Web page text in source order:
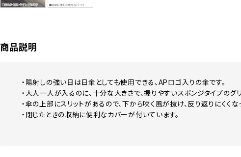
商品説明
・陽射しの強い日は日傘としても使用できる、APロゴ入りの傘です。
・大人一人が入るのに、十分な大きさで、握りやすいスポンジタイプのグリ
・傘の上部にスリットがあるので、下から吹く風が抜け、反り返りにくくな
・閉じたときの収納に便利なカバーが付いています。